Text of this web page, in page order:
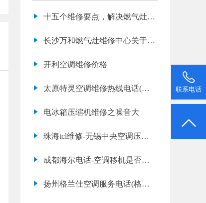
十五个维修要点，解决燃气灶所
长沙万和燃气灶维修中心关于火
开利空调维修价格
太原特灵空调维修热线电话(特
电冰箱压缩机维修之噪音大
珠海tcl维修-无锡中央空调压缩
成都海尔电话-空调移机是否需
扬州格兰仕空调服务电话(格兰
联系电话